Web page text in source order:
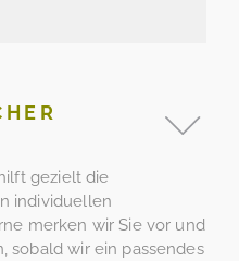
gezielt die
individuellen
merken wir Sie vor und
sobald wir ein passendes